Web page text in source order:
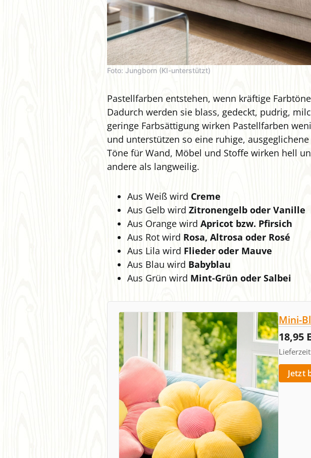
Foto: Jungborn (KI-unterstützt)
Pastellfarben entstehen, wenn kräftige
Dadurch werden sie blass, gedeckt, pudrig,
geringe Farbsättigung wirken Pastellfarben
und unterstützen so eine ruhige,
Töne für Wand, Möbel und Stoffe wirken hell
andere als langweilig.
Aus Weiß wird Creme
Aus Gelb wird Zitronengelb oder Vanille
Aus Orange wird Apricot bzw. Pfirsich
Aus Rot wird Rosa, Altrosa oder Rosé
Aus Lila wird Flieder oder Mauve
Aus Blau wird Babyblau
Aus Grün wird Mint-Grün oder Salbei
Mini-
18,95
Jetzt